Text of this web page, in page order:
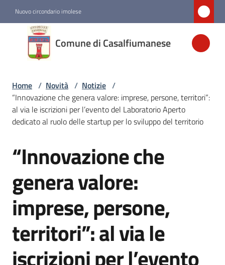
Nuovo circondario imolese
Comune di Casalfiumanese
Comune di
Casalfiumanese
Amministrazione
Novità
Servizi
Vivere
Casalfiumanese
5x1000
Home / Novità / Notizie /
“Innovazione che genera valore: imprese, persone, territori”:
al via le iscrizioni per l’evento del Laboratorio Aperto
dedicato al ruolo delle startup per lo sviluppo del territorio
Salta al contenuto
“Innovazione che
genera valore:
imprese, persone,
territori”: al via le